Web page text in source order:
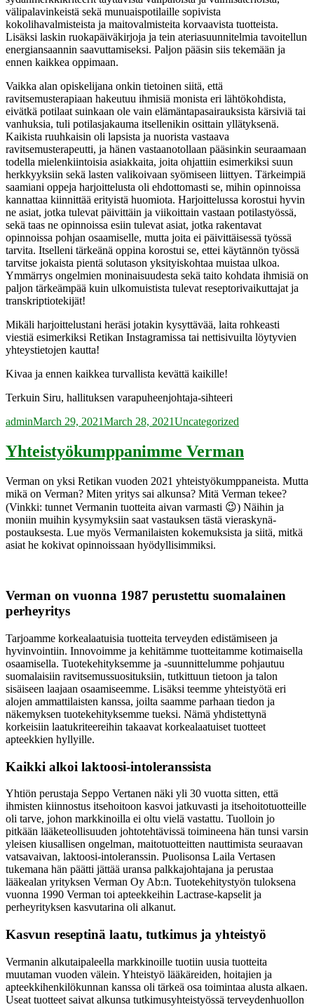
välipalavinkeistä sekä munuaispotilaille sopivista
kokolihavalmisteista ja maitovalmisteita korvaavista tuotteista.
Lisäksi laskin ruokapäiväkirjoja ja tein ateriasuunnitelmia tavoitellun
energiansaannin saavuttamiseksi. Paljon pääsin siis tekemään ja
ennen kaikkea oppimaan.
Vaikka alan opiskelijana onkin tietoinen siitä, että
ravitsemusterapiaan hakeutuu ihmisiä monista eri lähtökohdista,
eivätkä potilaat suinkaan ole vain elämäntapasairauksista kärsiviä tai
vanhuksia, tuli potilasjakauma itsellenikin osittain yllätyksenä.
Kaikista ruuhkaisin oli lapsista ja nuorista vastaava
ravitsemusterapeutti, ja hänen vastaanotollaan pääsinkin seuraamaan
todella mielenkiintoisia asiakkaita, joita ohjattiin esimerkiksi suun
herkkyyksiin sekä lasten valikoivaan syömiseen liittyen. Tärkeimpiä
saamiani oppeja harjoittelusta oli ehdottomasti se, mihin opinnoissa
kannattaa kiinnittää erityistä huomiota. Harjoittelussa korostui hyvin
ne asiat, jotka tulevat päivittäin ja viikoittain vastaan potilastyössä,
sekä taas ne opinnoissa esiin tulevat asiat, jotka rakentavat
opinnoissa pohjan osaamiselle, mutta joita ei päivittäisessä työssä
tarvita. Itselleni tärkeänä oppina korostui se, ettei käytännön työssä
tarvitse jokaista pientä solutason yksityiskohtaa muistaa ulkoa.
Ymmärrys ongelmien moninaisuudesta sekä taito kohdata ihmisiä on
paljon tärkeämpää kuin ulkomuistista tulevat reseptorivaikuttajat ja
transkriptiotekijät!
Mikäli harjoittelustani heräsi jotakin kysyttävää, laita rohkeasti
viestiä esimerkiksi Retikan Instagramissa tai nettisivuilta löytyvien
yhteystietojen kautta!
Kivaa ja ennen kaikkea turvallista kevättä kaikille!
Terkuin Siru, hallituksen varapuheenjohtaja-sihteeri
Author
adminPosted
March 29, 2021March 28, 2021Categories
Uncategorized
Yhteistyökumppanimme Verman
Verman on yksi Retikan vuoden 2021 yhteistyökumppaneista. Mutta
mikä on Verman? Miten yritys sai alkunsa? Mitä Verman tekee?
(Vinkki: tunnet Vermanin tuotteita aivan varmasti 😉) Näihin ja
moniin muihin kysymyksiin saat vastauksen tästä vieraskynä-
postauksesta. Lue myös Vermanilaisten kokemuksista ja siitä, mitkä
asiat he kokivat opinnoissaan hyödyllisimmiksi.
Verman on vuonna 1987 perustettu suomalainen
perheyritys
Tarjoamme korkealaatuisia tuotteita terveyden edistämiseen ja
hyvinvointiin. Innovoimme ja kehitämme tuotteitamme kotimaisella
osaamisella. Tuotekehityksemme ja -suunnittelumme pohjautuu
suomalaisiin ravitsemussuosituksiin, tutkittuun tietoon ja talon
sisäiseen laajaan osaamiseemme. Lisäksi teemme yhteistyötä eri
alojen ammattilaisten kanssa, joilta saamme parhaan tiedon ja
näkemyksen tuotekehityksemme tueksi. Nämä yhdistettynä
korkeisiin laatukriteereihin takaavat korkealaatuiset tuotteet
apteekkien hyllyille.
Kaikki alkoi laktoosi-intoleranssista
Yhtiön perustaja Seppo Vertanen näki yli 30 vuotta sitten, että
ihmisten kiinnostus itsehoitoon kasvoi jatkuvasti ja itsehoitotuotteille
oli tarve, johon markkinoilla ei oltu vielä vastattu. Tuolloin jo
pitkään lääketeollisuuden johtotehtävissä toimineena hän tunsi varsin
yleisen kiusallisen ongelman, maitotuotteitten nauttimista seuraavan
vatsavaivan, laktoosi-intoleranssin. Puolisonsa Laila Vertasen
tukemana hän päätti jättää uransa palkkajohtajana ja perustaa
lääkealan yrityksen Verman Oy Ab:n. Tuotekehitystyön tuloksena
vuonna 1990 Verman toi apteekkeihin Lactrase-kapselit ja
perheyrityksen kasvutarina oli alkanut.
Kasvun reseptinä laatu, tutkimus ja yhteistyö
Vermanin alkutaipaleella markkinoille tuotiin uusia tuotteita
muutaman vuoden välein. Yhteistyö lääkäreiden, hoitajien ja
apteekkihenkilökunnan kanssa oli tärkeä osa toimintaa alusta alkaen.
Useat tuotteet saivat alkunsa tutkimusyhteistyössä terveydenhuollon